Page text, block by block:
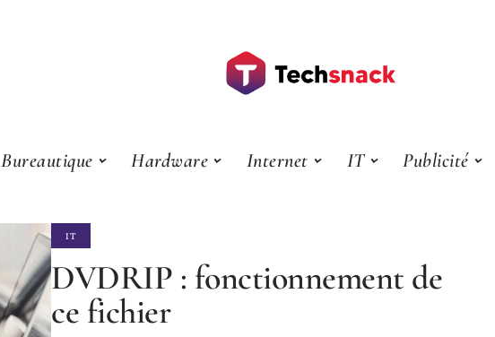
Bureautique Hardware Internet IT Publicité
IT
DVDRIP : fonctionnement de
ce fichier